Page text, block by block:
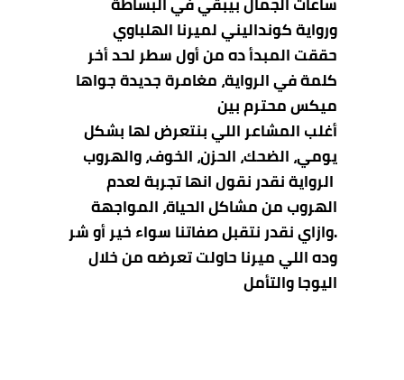
ورواية كونداليني لميرنا الهلباوي
حققت المبدأ ده من أول سطر لحد أخر
كلمة في الرواية، مغامرة جديدة جواها
ميكس محترم بين
أغلب المشاعر اللي بنتعرض لها بشكل
يومي، الضحك، الحزن، الخوف، والهروب
الرواية نقدر نقول انها تجربة لعدم
الهروب من مشاكل الحياة، المواجهة
.وازاي نقدر نتقبل صفاتنا سواء خير أو شر
وده اللي ميرنا حاولت تعرضه من خلال
اليوجا والتأمل